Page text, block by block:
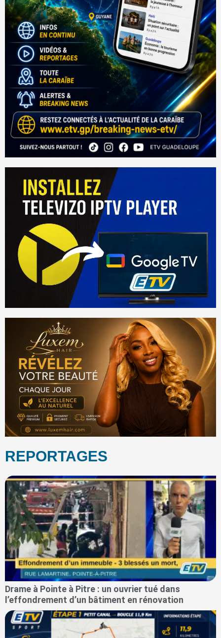
REPORTAGES
Drame à Pointe à Pitre : un ouvrier tué dans
l’effondrement d’un bâtiment en rénovation